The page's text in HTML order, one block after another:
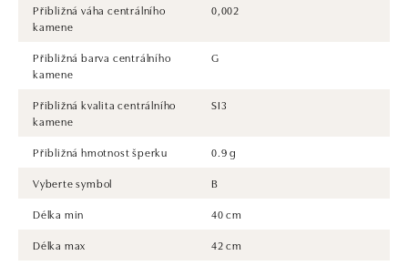
Přibližná váha centrálního
kamene
0,002
Přibližná barva centrálního
kamene
G
Přibližná kvalita centrálního
kamene
SI3
Přibližná hmotnost šperku
0.9 g
Vyberte symbol
B
Délka min
40 cm
Délka max
42 cm